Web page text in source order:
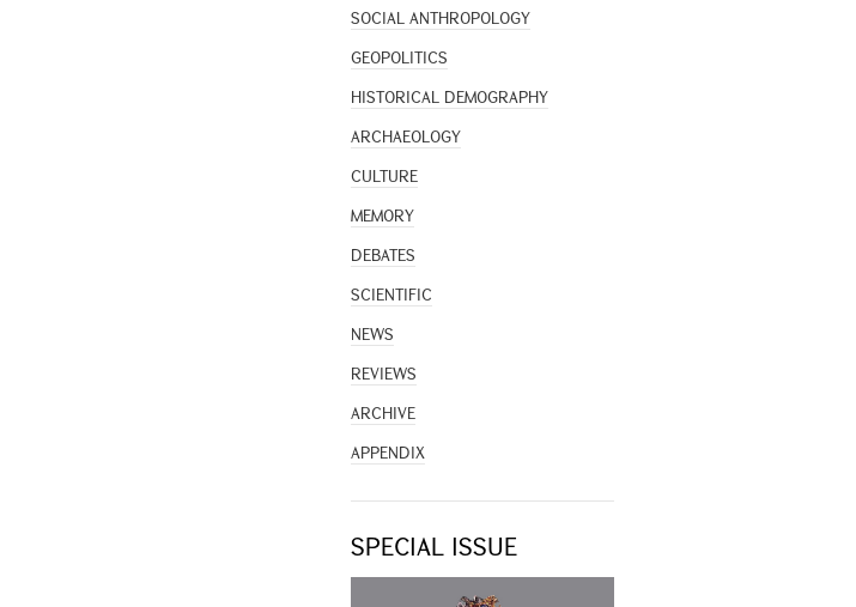
SOCIAL ANTHROPOLOGY
GEOPOLITICS
HISTORICAL DEMOGRAPHY
ARCHAEOLOGY
CULTURE
MEMORY
DEBATES
SCIENTIFIC
NEWS
REVIEWS
ARCHIVE
APPENDIX
SPECIAL ISSUE